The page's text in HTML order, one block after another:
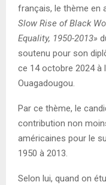
français, le thème en
Slow Rise of Black
Equality, 1950-2013»
soutenu pour son
ce 14 octobre 2024 à
Ouagadougou.
Par ce thème, le
contribution non
américaines pour le
1950 à 2013.
Selon lui, quand on